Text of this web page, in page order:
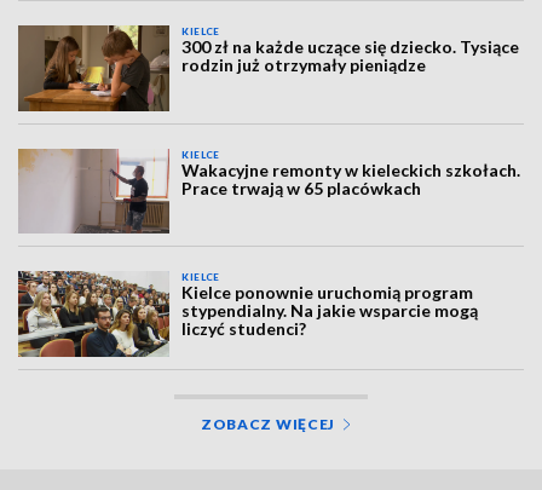
KIELCE
300 zł na każde uczące się dziecko. Tysiące
rodzin już otrzymały pieniądze
KIELCE
Wakacyjne remonty w kieleckich szkołach.
Prace trwają w 65 placówkach
KIELCE
Kielce ponownie uruchomią program
stypendialny. Na jakie wsparcie mogą
liczyć studenci?
ZOBACZ WIĘCEJ